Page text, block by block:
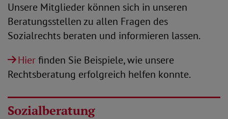
Unsere Mitglieder können sich in unseren
Beratungsstellen zu allen Fragen des
Sozialrechts beraten und informieren lassen.
Hierfinden Sie Beispiele, wie unsere
Rechtsberatung erfolgreich helfen konnte.
Sozialberatung